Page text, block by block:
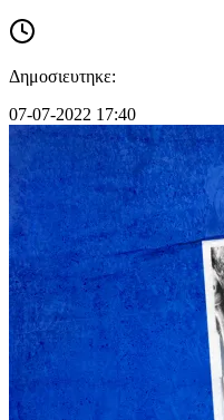
Δημοσιευτηκε:
07-07-2022 17:40